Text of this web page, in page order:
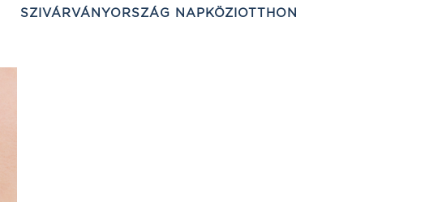
SZIVÁRVÁNYORSZÁG NAPKÖZIOTTHON